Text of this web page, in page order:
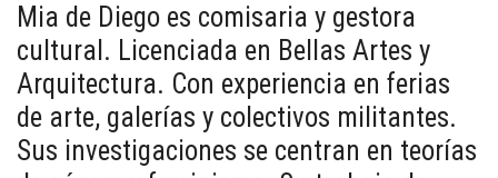
Mia de Diego es comisaria y gestora
cultural. Licenciada en Bellas Artes y
Arquitectura. Con experiencia en ferias
de arte, galerías y colectivos militantes.
Sus investigaciones se centran en teorías